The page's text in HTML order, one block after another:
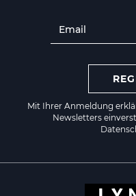
Mit Ihrer Anmeldung
Newsletters